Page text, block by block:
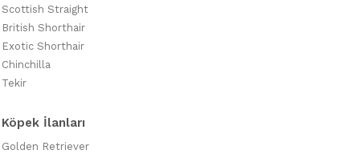
Scottish Straight
British Shorthair
Exotic Shorthair
Chinchilla
Tekir
Köpek İlanları
Golden Retriever